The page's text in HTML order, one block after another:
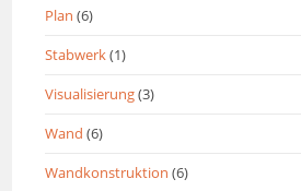
Plan (6)
Stabwerk(1)
Visualisierung(3)
Wand (6)
Wandkonstruktion (6)